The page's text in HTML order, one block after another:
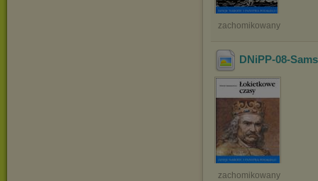
zachomikowany
DNiPP-08-
zachomikowany